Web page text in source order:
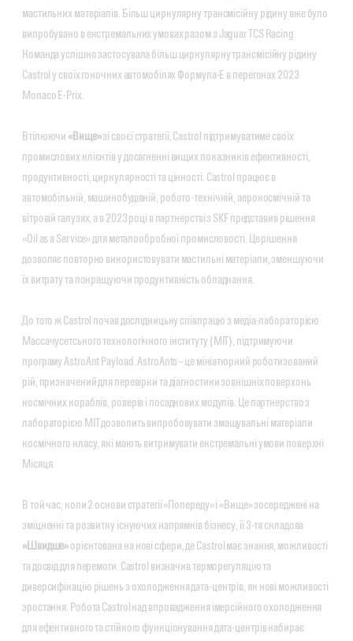
мастильних матеріалів. Більш циркулярну трансмісійну рідину вже було
випробувано в екстремальних умовах разом з Jaguar TCS Racing.
Команда успішно застосувала більш циркулярну трансмісійну рідину
Castrol у своїх гоночних автомобілях Формула-Е в перегонах 2023
Monaco E-Prix.
Втілюючи «Вище»зі своєї стратегії, Castrol підтримуватиме своїх
промислових клієнтів у досягненні вищих показників ефективності,
продуктивності, циркулярності та цінності. Castrol працює в
автомобільній, машинобудівній, робото-технічній, аерокосмічній та
вітровій галузях, а в 2023 році в партнерстві з SKF представив рішення
«Oil as a Service» для металообробної промисловості. Це рішення
дозволяє повторно використовувати мастильні матеріали, зменшуючи
їх витрату та покращуючи продуктивність обладнання.
До того ж Castrol почав дослідницьку співпрацю з медіа-лабораторією
Массачусетського технологічного інституту (MIT), підтримуючи
програму AstroAnt Payload. AstroAnts – це мініатюрний роботизований
рій, призначений для перевірки та діагностики зовнішніх поверхонь
космічних кораблів, роверів і посадкових модулів. Це партнерство з
лабораторією MIT дозволить випробовувати змащувальні матеріали
космічного класу, які мають витримувати екстремальні умови поверхні
Місяця.
В той час, коли 2 основи стратегії «Попереду» і «Вище» зосереджені на
зміцненні та розвитку існуючих напрямків бізнесу, її 3-тя складова
«Швидше»орієнтована на нові сфери, де Castrol має знання, можливості
та досвід для перемоги. Castrol визначив терморегуляцію та
диверсифікацію рішень з охолодження дата-центрів, як нові можливості
зростання. Робота Castrol над впровадження імерсійного охолодження
для ефективного та стійкого функціонування дата-центрів набирає